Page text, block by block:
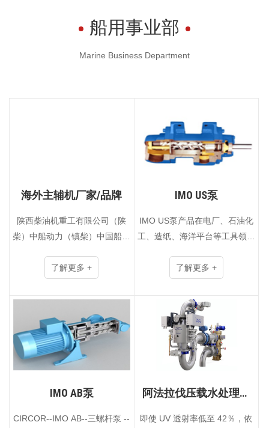
船用事业部
Marine Business Department
海外主辅机厂家/品牌
陕西柴油机重工有限公司（陕
柴）中船动力（镇柴）中国船舶
船柴）宜昌船舶柴油机有限公司
有限公司（DMD）青岛海西船
了解更多 +
IMO US泵
IMO US泵产品在电厂、石油化
工、造纸、海洋平台等工具领域
了解更多 +
IMO AB泵
CIRCOR--IMO AB--三螺杆泵 --
阿法拉伐压载水处理技
即使 UV 透射率低至 42％，依